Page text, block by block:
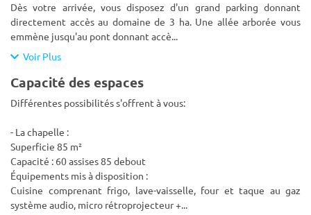
Dès votre arrivée, vous disposez d'un grand parking donnant
directement accès au domaine de 3 ha. Une allée arborée vous
emmène jusqu'au pont donnant accè...
Voir Plus
Capacité des espaces
Différentes possibilités s'offrent à vous:
- La chapelle :
Superficie 85 m²
Capacité : 60 assises 85 debout
Équipements mis à disposition :
Cuisine comprenant frigo, lave-vaisselle, four et taque au gaz
système audio, micro rétroprojecteur +...